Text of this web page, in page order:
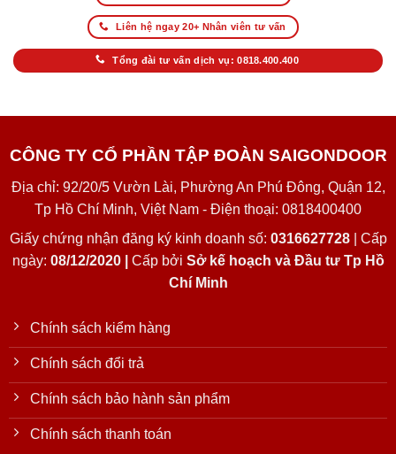
Liên hệ ngay 20+ Nhân viên tư vấn
Tổng đài tư vấn dịch vụ: 0818.400.400
CÔNG TY CỔ PHẦN TẬP ĐOÀN SAIGONDOOR
Địa chỉ: 92/20/5 Vườn Lài, Phường An Phú Đông, Quận 12,
Tp Hồ Chí Minh, Việt Nam - Điện thoại: 0818400400
Giấy chứng nhận đăng ký kinh doanh số: 0316627728| Cấp
ngày: 08/12/2020 | Cấp bởi Sở kế hoạch và Đầu tư Tp Hồ
Chí Minh
Chính sách kiểm hàng
Chính sách đổi trả
Chính sách bảo hành sản phẩm
Chính sách thanh toán